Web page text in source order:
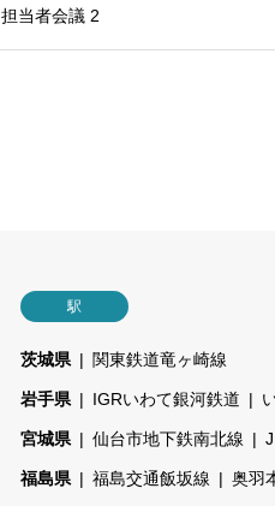
担当者会議 2
駅
茨城県 関東鉄道竜ヶ崎線
岩手県 IGRいわて銀河鉄道
宮城県 仙台市地下鉄南北線
福島県 福島交通飯坂線 奥羽